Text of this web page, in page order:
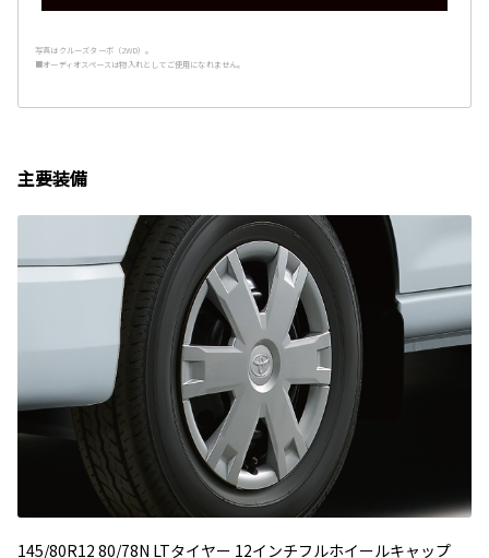
写真はクルーズターボ（2WD）。
■オーディオスペースは物入れとしてご使用になれません。
主要装備
145/80R12 80/78N LTタイヤー 12インチフルホイールキャップ